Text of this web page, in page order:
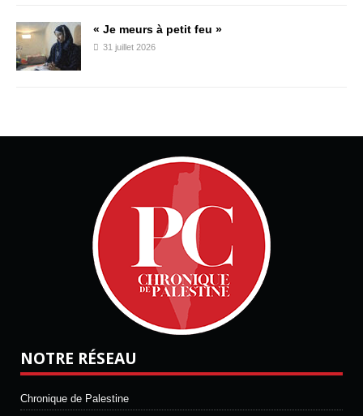
« Je meurs à petit feu »
31 juillet 2026
NOTRE RÉSEAU
Chronique de Palestine